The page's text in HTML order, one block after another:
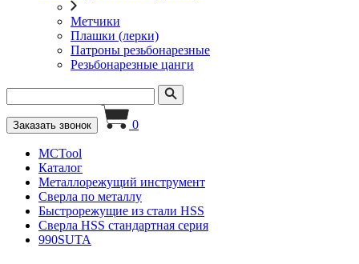
Метчики
Плашки (лерки)
Патроны резьбонарезные
Резьбонарезные цанги
Заказать звонок 0
MCTool
Каталог
Металлорежущий инструмент
Сверла по металлу
Быстрорежущие из стали HSS
Сверла HSS стандартная серия
990SUTA